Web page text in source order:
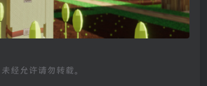
经允许请勿转载。